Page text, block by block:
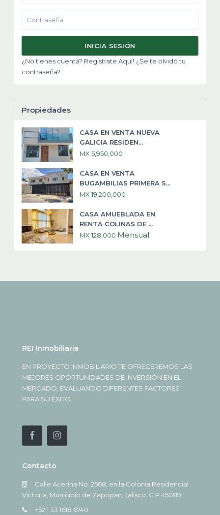
INICIA SESIÓN
¿No tienes cuenta? Regístrate Aquí! ¿Se te olvidó tu
contraseña?
Propiedades
CASA EN VENTA NUEVA
GALICIA RESIDEN...
MX 5,950,000
CASA EN VENTA
BUGAMBILIAS PRIMERA S...
MX 19,200,000
CASA AMUEBLADA EN
RENTA COLINAS DE ...
MX 128,000 Mensual
REI Inmobiliaria
EN PROYECTO INMOBILIARIO TE OFRECEREMOS LAS
MEJORES OPORTUNIDADES DE INVERSIÓN EN EL
MERCADO, EVALUANDO DIFERENTES FACTORES
PARA SU ÉXITO.
Contacto
Calle Acerina No. 2568, en la Colonia Residencial
Victoria, Municipio de Zapopan, Jalisco. C.P 45089
+52 1 33 1618 6740